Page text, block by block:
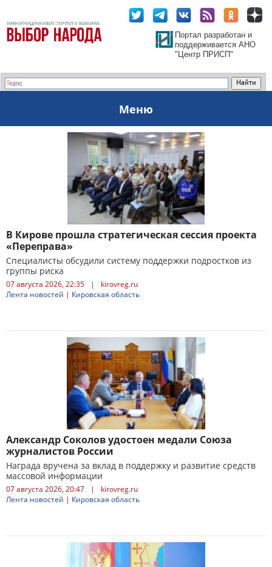
Портал разработан и
поддерживается АНО
"Центр ПРИСП"
Меню
В Кирове прошла стратегическая сессия проекта
«Переправа»
Специалисты обсудили систему поддержки подростков из
группы риска
07 августа 2026, 22:35 |
kirovreg.ru
Лента новостей | Кировская область
Александр Соколов удостоен медали Союза
журналистов России
Награда вручена за вклад в поддержку и развитие средств
массовой информации
07 августа 2026, 20:47 |
kirovreg.ru
Лента новостей | Кировская область